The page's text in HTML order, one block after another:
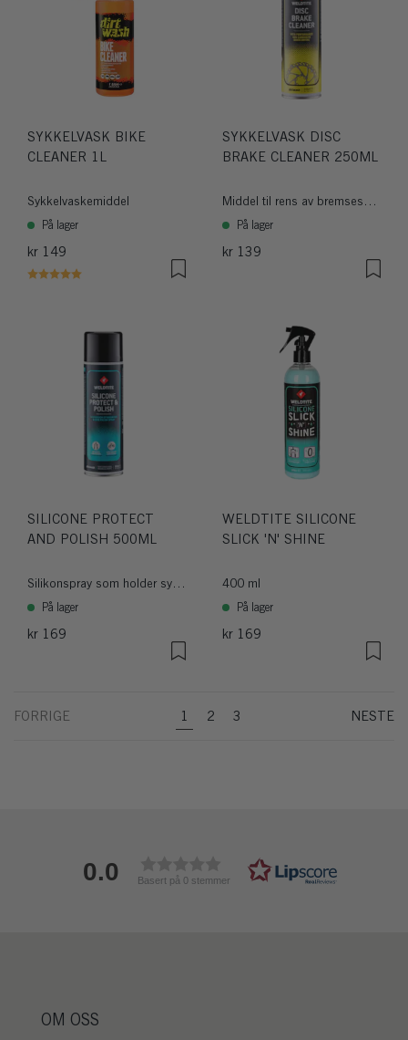
SYKKELVASK BIKE
CLEANER 1L
Sykkelvaskemiddel
På lager
kr 149
Karakter: 5.0 av 5 mulige
SYKKELVASK DISC
BRAKE CLEANER 250ML
På lager
kr 139
SILICONE PROTECT
AND POLISH 500ML
Silikonspray som holder sykkelen ren og skinnende
På lager
kr 169
WELDTITE SILICONE
SLICK 'N' SHINE
400 ml
På lager
kr 169
FORRIGE 1 2 3 NESTE
0.0 Basert på 0 stemmer
OM OSS